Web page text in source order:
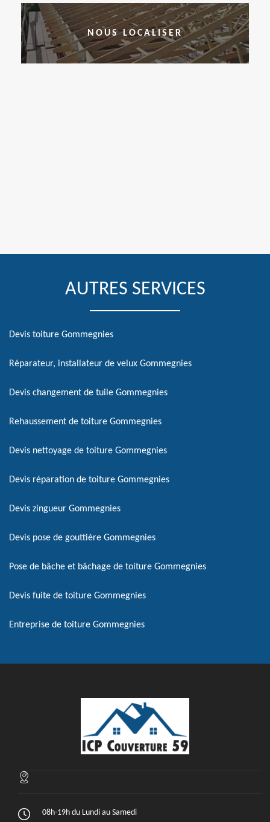
NOUS LOCALISER
AUTRES SERVICES
Devis toiture Gommegnies
Réparateur, installateur de velux Gommegnies
Devis changement de tuile Gommegnies
Rehaussement de toiture Gommegnies
Devis nettoyage de toiture Gommegnies
Devis réparation de toiture Gommegnies
Devis zingueur Gommegnies
Devis pose de gouttière Gommegnies
Pose de bâche et bâchage de toiture Gommegnies
Devis fuite de toiture Gommegnies
Entreprise de toiture Gommegnies
08h-19h du Lundi au Samedi